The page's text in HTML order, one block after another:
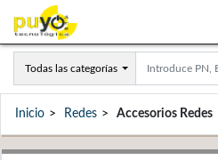
Todas las categorías
Inicio Redes Accesorios Redes